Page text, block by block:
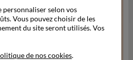
selon vos
Vous pouvez choisir de les
du site seront utilisés. Vos
de nos cookies.